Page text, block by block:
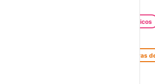
Festivais Gastronómicos
Feiras